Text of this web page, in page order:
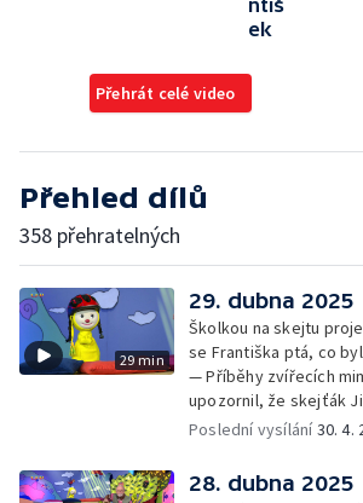
ntiš
ek
Přehrát celé video
Přehled dílů
358 přehratelných
29 min
29. dubna 2025
Školkou na skejtu
se Františka ptá, co
— Příběhy zvířecích
upozornil, že skejťák
pomůcky: helmu a
Obrázky a rozloučení
Poslední vysílání30. 4.
28. dubna 2025